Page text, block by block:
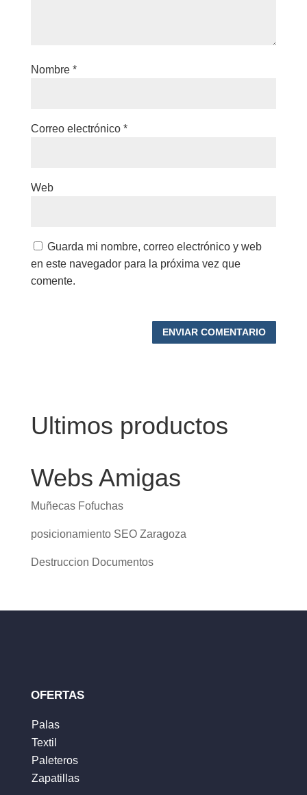
Nombre *
Correo electrónico *
Web
Guarda mi nombre, correo electrónico y web
en este navegador para la próxima vez que
comente.
Ultimos productos
Webs Amigas
Muñecas Fofuchas
posicionamiento SEO Zaragoza
Destruccion Documentos
OFERTAS
Palas
Textil
Paleteros
Zapatillas